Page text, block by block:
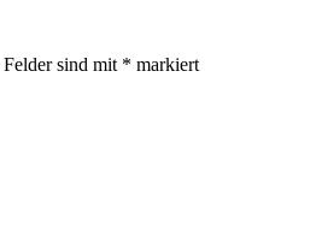
sind mit * markiert